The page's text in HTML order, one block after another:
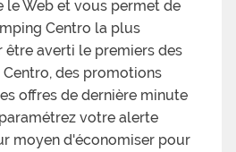
le Web et vous permet de
Centro la plus
être averti le premiers des
des promotions
offres de dernière minute
votre alerte
moyen d'économiser pour